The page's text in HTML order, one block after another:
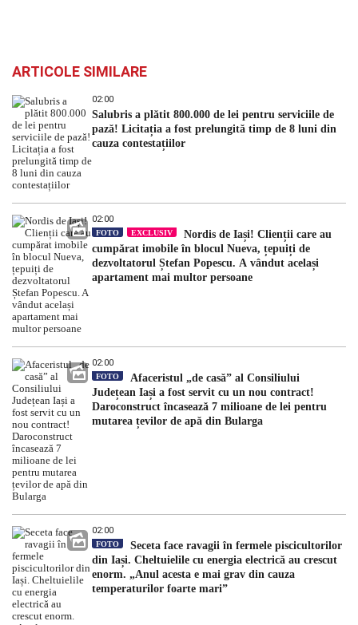
ARTICOLE SIMILARE
02:00
Salubris a plătit 800.000 de lei pentru serviciile de
pază! Licitația a fost prelungită timp de 8 luni din
cauza contestațiilor
02:00
FOTO EXCLUSIV
Nordis de Iași! Clienții care au
cumpărat imobile în blocul Nueva, țepuiți de
dezvoltatorul Ștefan Popescu. A vândut același
apartament mai multor persoane
02:00
FOTO
Afaceristul „de casă” al Consiliului
Județean Iași a fost servit cu un nou contract!
Daroconstruct încasează 7 milioane de lei pentru
mutarea țevilor de apă din Bularga
02:00
FOTO
Seceta face ravagii în fermele piscicultorilor
din Iași. Cheltuielile cu energia electrică au crescut
enorm. „Anul acesta e mai grav din cauza
temperaturilor foarte mari”